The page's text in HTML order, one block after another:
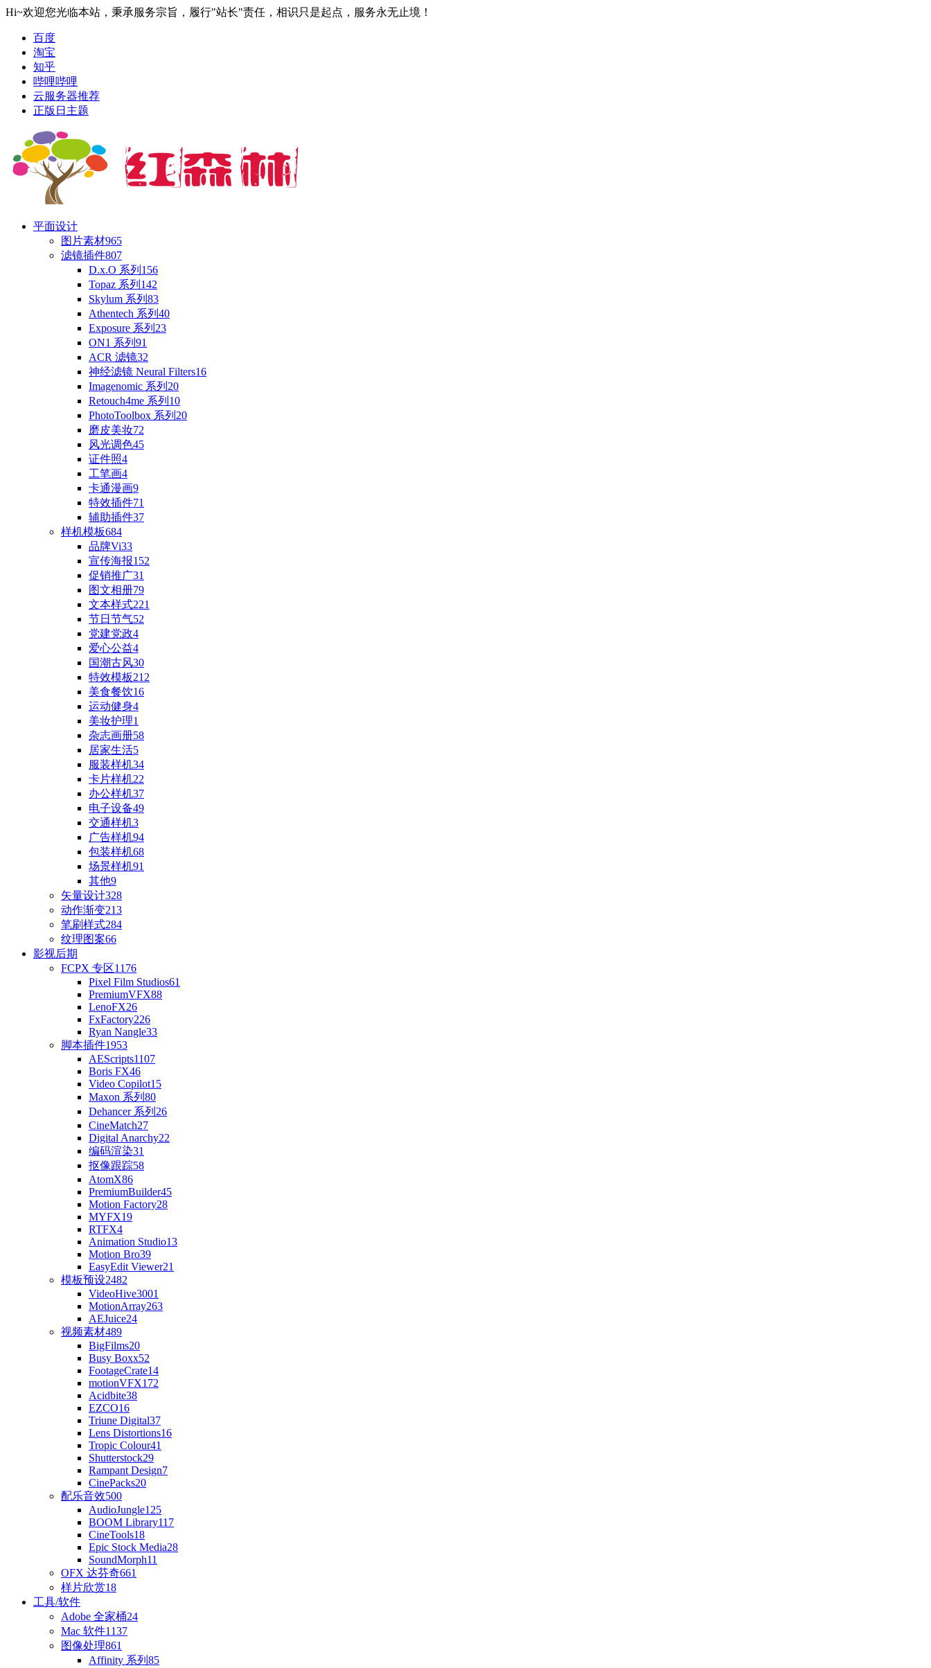
Hi~欢迎您光临本站，秉承服务宗旨，履行"站长"责任，相识只是起点，服务永无止境！
百度
淘宝
知乎
哔哩哔哩
云服务器推荐
正版日主题
平面设计
图片素材965
滤镜插件807
D.x.O 系列 156
Topaz 系列 142
Skylum 系列 83
Athentech 系列 40
Exposure 系列 23
ON1 系列 91
ACR 滤镜32
神经滤镜 Neural Filters16
Imagenomic 系列 20
Retouch4me 系列 10
PhotoToolbox 系列 20
磨皮美妆72
风光调色45
证件照4
工笔画4
卡通漫画9
特效插件71
辅助插件37
样机模板684
品牌Vi33
宣传海报152
促销推广31
图文相册79
文本样式221
节日节气52
党建党政4
爱心公益4
国潮古风30
特效模板212
美食餐饮16
运动健身4
美妆护理1
杂志画册58
居家生活5
服装样机34
卡片样机22
办公样机37
电子设备49
交通样机3
广告样机94
包装样机68
场景样机91
其他9
矢量设计328
动作渐变213
笔刷样式284
纹理图案66
影视后期
FCPX 专区1176
Pixel Film Studios61
PremiumVFX88
LenoFX26
FxFactory226
Ryan Nangle33
脚本插件1953
AEScripts1107
Boris FX46
Video Copilot15
Maxon 系列 80
Dehancer 系列 26
CineMatch27
Digital Anarchy22
编码渲染31
抠像跟踪58
AtomX86
PremiumBuilder45
Motion Factory28
MYFX19
RTFX4
Animation Studio13
Motion Bro39
EasyEdit Viewer21
模板预设2482
VideoHive3001
MotionArray263
AEJuice24
视频素材489
BigFilms20
Busy Boxx52
FootageCrate14
motionVFX172
Acidbite38
EZCO16
Triune Digital37
Lens Distortions16
Tropic Colour41
Shutterstock29
Rampant Design7
CinePacks20
配乐音效500
AudioJungle125
BOOM Library117
CineTools18
Epic Stock Media28
SoundMorph11
OFX 达芬奇661
样片欣赏18
工具/软件
Adobe 全家桶24
Mac 软件1137
图像处理861
Affinity 系列 85